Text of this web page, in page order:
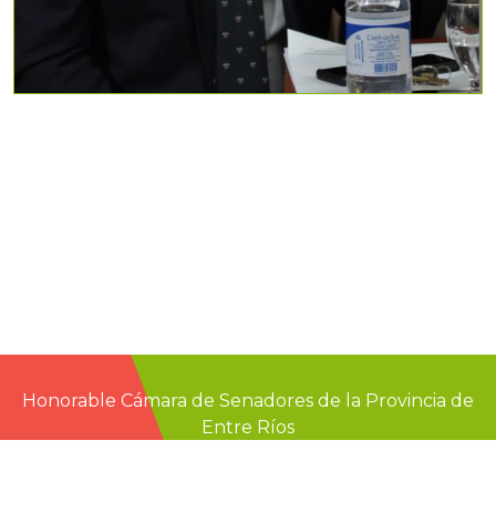
Honorable Cámara de Senadores de la Provincia de
Entre Ríos